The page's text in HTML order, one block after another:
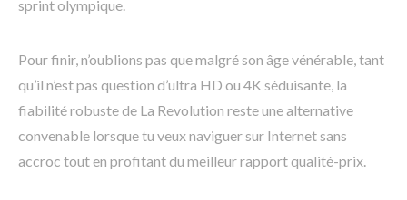
sprint olympique.
Pour finir, n’oublions pas que malgré son âge vénérable, tant
qu’il n’est pas question d’ultra HD ou 4K séduisante, la
fiabilité robuste de La Revolution reste une alternative
convenable lorsque tu veux naviguer sur Internet sans
accroc tout en profitant du meilleur rapport qualité-prix.